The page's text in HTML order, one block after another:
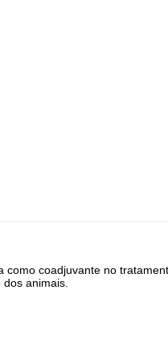
coadjuvante no
animais.